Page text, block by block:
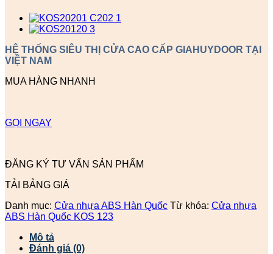
HỆ THỐNG SIÊU THỊ CỬA CAO CẤP GIAHUYDOOR TẠI
VIỆT NAM
MUA HÀNG NHANH
GỌI NGAY
ĐĂNG KÝ TƯ VẤN SẢN PHẨM
TẢI BẢNG GIÁ
Danh mục: Cửa nhựa ABS Hàn Quốc Từ khóa: Cửa nhựa
ABS Hàn Quốc KOS 123
Mô tả
Đánh giá (0)